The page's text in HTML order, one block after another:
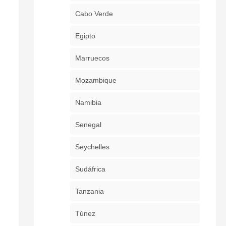
Cabo Verde
Egipto
Marruecos
Mozambique
Namibia
Senegal
Seychelles
Sudáfrica
Tanzania
Túnez